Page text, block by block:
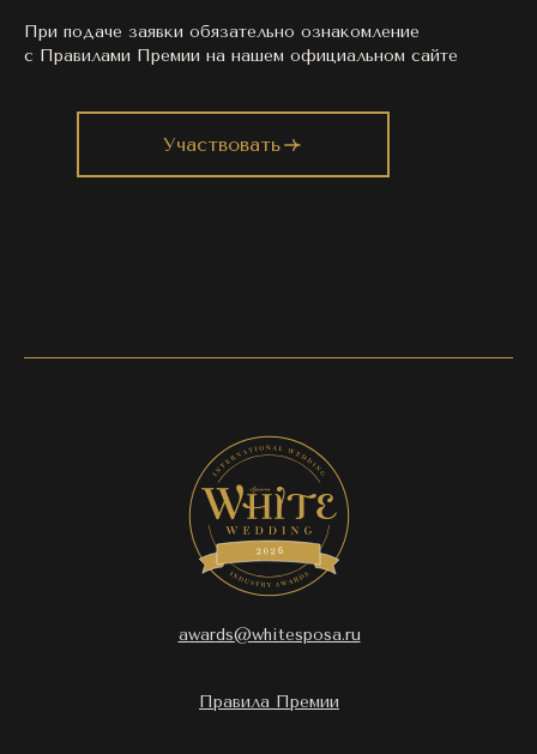
При подаче заявки обязательно ознакомление
с Правилами Премии на нашем официальном сайте
Участвовать
awards@whitesposa.ru
Правила Премии